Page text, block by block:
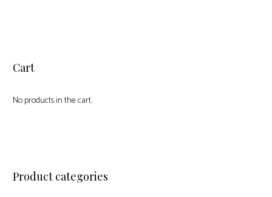
Cart
No products in the cart.
Product categories